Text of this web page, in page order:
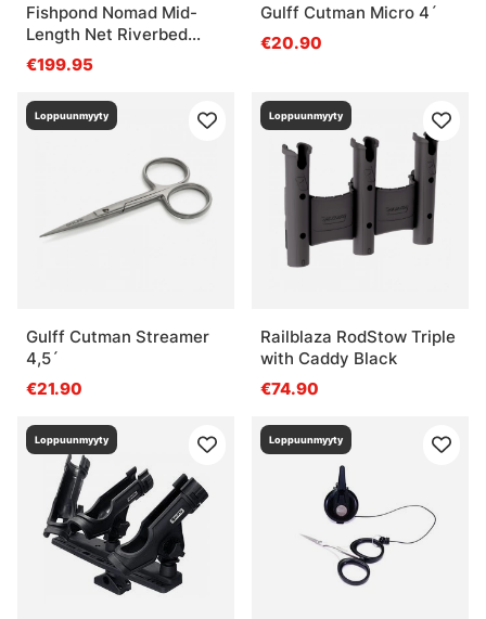
Fishpond Nomad Mid-
Length Net Riverbed
Camo
€199.95
Gulff Cutman Micro 4´
€20.90
Loppuunmyyty
Gulff Cutman Streamer
4,5´
€21.90
Loppuunmyyty
Railblaza RodStow Triple
with Caddy Black
€74.90
Loppuunmyyty Loppuunmyyty